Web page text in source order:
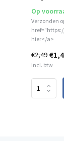
Op
Verzonden
hier</a>
€2,49
Incl. btw